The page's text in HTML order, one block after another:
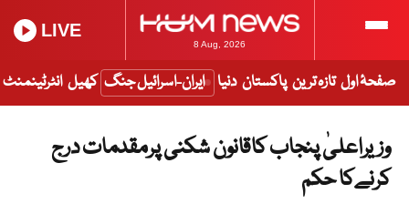
8 Aug, 2026
LIVE
صفحۂ اول تازہ ترین پاکستان دنیا ایران-اسرائیل جنگ کھیل انٹرٹینمنٹ
وزیراعلیٰ پنجاب کاقانون شکنی پرمقدمات درج
کرنےکا حکم